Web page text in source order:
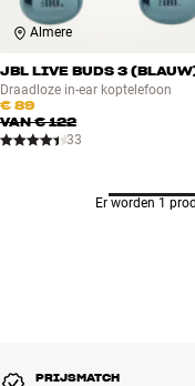
Inloggen
Klantenservice
Almere
JBL LIVE BUDS 3
Draadloze in-ear koptelefoon
€ 89
VAN€ 122
33
Er worden 1
PRIJSMATCH